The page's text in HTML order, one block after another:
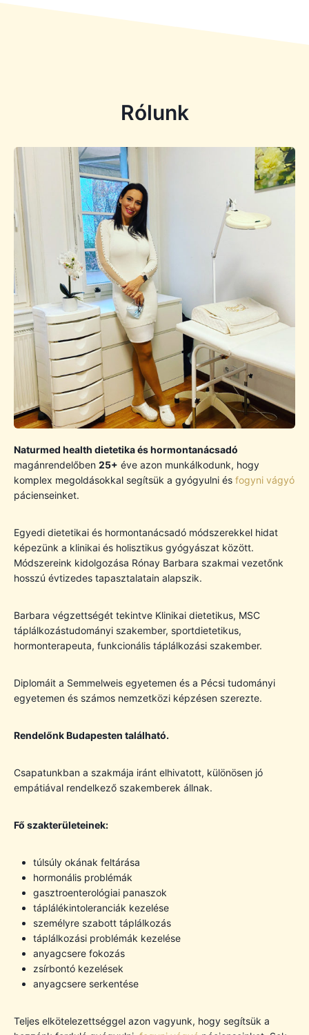
Rólunk
Naturmed health dietetika és hormontanácsadó
magánrendelőben 25+ éve azon munkálkodunk, hogy
komplex megoldásokkal segítsük a gyógyulni és fogyni vágyó
pácienseinket.
Egyedi dietetikai és hormontanácsadó módszerekkel hidat
képezünk a klinikai és holisztikus gyógyászat között.
Módszereink kidolgozása Rónay Barbara szakmai vezetőnk
hosszú évtizedes tapasztalatain alapszik.
Barbara végzettségét tekintve Klinikai dietetikus, MSC
táplálkozástudományi szakember, sportdietetikus,
hormonterapeuta, funkcionális táplálkozási szakember.
Diplomáit a Semmelweis egyetemen és a Pécsi tudományi
egyetemen és számos nemzetközi képzésen szerezte.
Rendelőnk Budapesten található.
Csapatunkban a szakmája iránt elhivatott, különösen jó
empátiával rendelkező szakemberek állnak.
Fő szakterületeinek:
túlsúly okának feltárása
hormonális problémák
gasztroenterológiai panaszok
táplálékintoleranciák kezelése
személyre szabott táplálkozás
táplálkozási problémák kezelése
anyagcsere fokozás
zsírbontó kezelések
anyagcsere serkentése
Teljes elkötelezettséggel azon vagyunk, hogy segítsük a